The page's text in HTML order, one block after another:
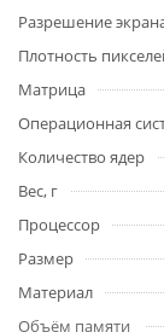
Разрешение
Плотность
Матрица
Операционная
Количество ядер
Вес, г
Процессор
Размер
Материал
Объём памяти